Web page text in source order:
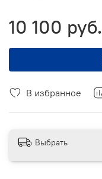
В избранное
10 100 руб.
Выбрать